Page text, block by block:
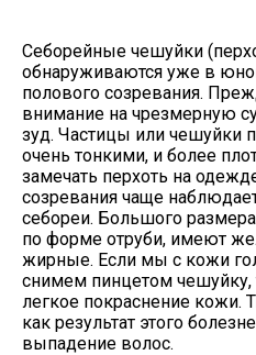
Себорейные чешуйки
обнаруживаются уже в
полового созревания.
внимание на чрезмерную
зуд. Частицы или чешуйки
очень тонкими, и более
замечать перхоть на
созревания чаще
себореи. Большого
по форме отруби, имеют
жирные. Если мы с кожи
снимем пинцетом
легкое покраснение кожи.
как результат этого
выпадение волос.